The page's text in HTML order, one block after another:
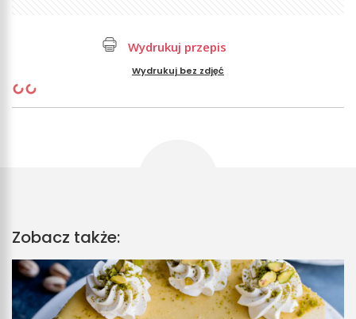
Wydrukuj przepis
Wydrukuj bez zdjęć
Zobacz także: